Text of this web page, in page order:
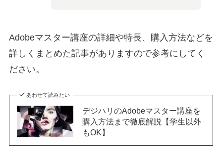
Adobeマスター講座の詳細や特長、購入方法などを
詳しくまとめた記事がありますので参考にしてく
ださい。
あわせて読みたい
デジハリのAdobeマスター講座を
購入方法まで徹底解説【学生以外
もOK】